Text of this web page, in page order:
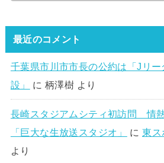
最近のコメント
千葉県市川市市長の公約は「Jリ
設」
に 柄澤樹 より
長崎スタジアムシティ初訪問 情
「巨大な生放送スタジオ」
に東ス
より